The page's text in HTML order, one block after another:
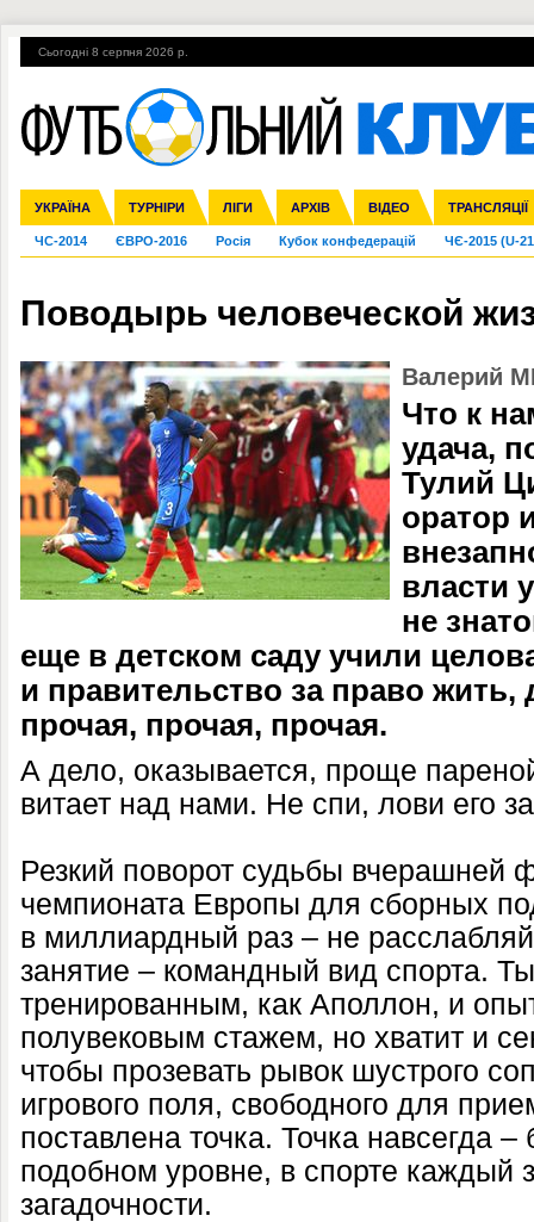
Сьогодні 8 серпня 2026 р.
УКРАЇНА ТУРНІРИ ЛІГИ АРХІВ ВІДЕО ТРАНСЛЯЦІЇ
Збірна Прем'єр-ліга Перша ліга Друга ліга Кубок України
Ліга чемпіонів Ліга Європи Міжнародні Ліга націй Ліга
Англія Іспанія Італія Німеччина Франція Інші
ЧС-2014 ЄВРО-2016 Росія Кубок конфедерацій ЧЄ-2015 (U-
Гарячі теми УПЛ, 2-й тур ВІЙНА УПЛ-ПЕРЕХОДИ
Поводырь человеческой
Валерий
Что к
удача,
Тулий
оратор
власти
не
еще в детском саду учили
и правительство за право
прочая, прочая, прочая.
А дело, оказывается, проще
витает над нами. Не спи, лови его
Резкий поворот судьбы вчерашней
чемпионата Европы для сборных
в миллиардный раз – не
занятие – командный вид спорта.
тренированным, как Аполлон, и
полувековым стажем, но хватит и
чтобы прозевать рывок шустрого
игрового поля, свободного для
поставлена точка. Точка навсегда
подобном уровне, в спорте каждый
загадочности.